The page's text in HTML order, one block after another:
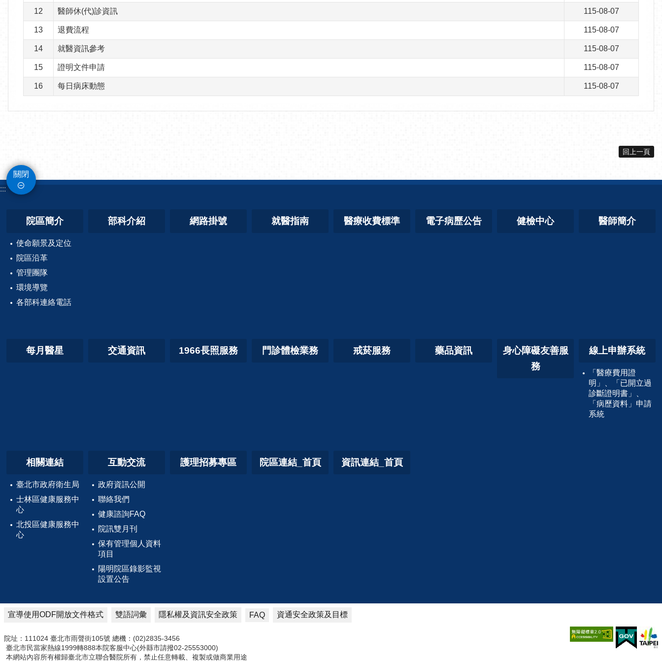
12 醫師休(代)診資訊 115-08-07
13 退費流程 115-08-07
14 就醫資訊參考 115-08-07
15 證明文件申請 115-08-07
16 每日病床動態 115-08-07
回上一頁
關閉
:::
院區簡介
使命願景及定位
院區沿革
管理團隊
環境導覽
各部科連絡電話
部科介紹 網路掛號 就醫指南 醫療收費標準 電子病歷公告 健檢中心 醫師簡介
每月醫星 交通資訊 1966長照服務 門診體檢業務 戒菸服務 藥品資訊
身心障礙友善服
務
線上申辦系統
「醫療費用證
明」、「已開立過
診斷證明書」、
「病歷資料」申請
系統
相關連結
臺北市政府衛生局
士林區健康服務中
心
北投區健康服務中
心
互動交流
政府資訊公開
聯絡我們
健康諮詢FAQ
院訊雙月刊
保有管理個人資料
項目
陽明院區錄影監視
設置公告
護理招募專區 院區連結_首頁 資訊連結_首頁
宣導使用ODF開放文件格式 雙語詞彙 隱私權及資訊安全政策 FAQ 資通安全政策及目標
院址：111024 臺北市雨聲街105號 總機：(02)2835-3456
臺北市民當家熱線1999轉888本院客服中心(外縣市請撥02-25553000)
本網站內容所有權歸臺北市立聯合醫院所有，禁止任意轉載、複製或做商業用途